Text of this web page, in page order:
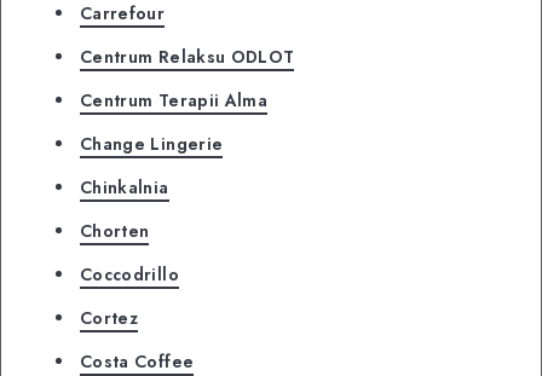
Carrefour
Centrum Relaksu ODLOT
Centrum Terapii Alma
Change Lingerie
Chinkalnia
Chorten
Coccodrillo
Cortez
Costa Coffee